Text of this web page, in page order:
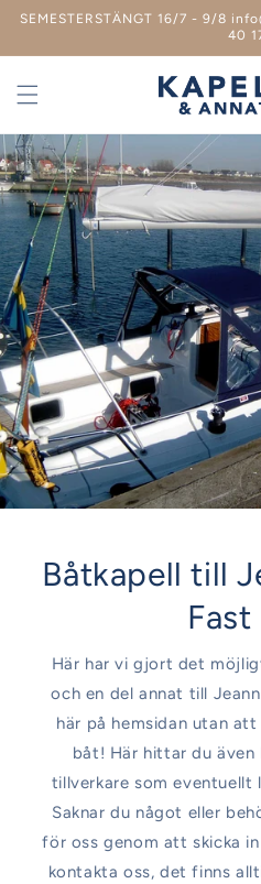
vidare
innehåll
SEMESTERSTÄNGT 16/7 - 9/8
40
Båtkapell till
Fast
Här har vi gjort det
och en del annat till
här på hemsidan utan
båt! Här hittar du även
tillverkare som eventuellt
Saknar du något eller
för oss genom att skicka
kontakta oss, det finns